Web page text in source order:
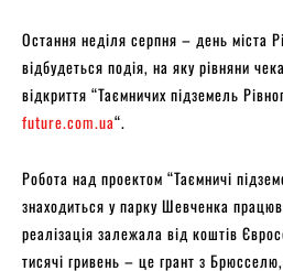
Остання неділя серпня – день міста
відбудеться подія, на яку рівняни
відкриття “Таємничих підземель
future.com.ua“.
Робота над проектом “Таємничі
знаходиться у парку Шевченка
реалізація залежала від коштів
тисячі гривень – це грант з